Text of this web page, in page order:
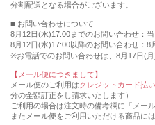
分割配送となる場合がございます。
■ お問い合わせについて
8月12日(水)17:00までのお問い合わせ：
8月12日(水)17:00以降のお問い合わせ：8
※お電話でのお問い合わせは、8月17日(月
【メール便につきまして】
メール便のご利用はクレジットカード払い
分の金額訂正をし請求いたします）
ご利用の場合は注文時の備考欄に「メー
またメール便をご利用いただける商品に